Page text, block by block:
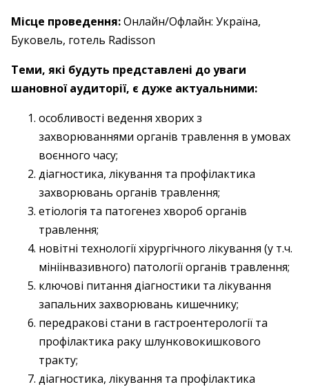
Місце проведення:Онлайн/Офлайн: Україна,
Буковель, готель Radisson
Теми, які будуть представлені до уваги
шановної аудиторії, є дуже актуальними:
особливості ведення хворих з
захворюваннями органів травлення в умовах
воєнного часу;
діагностика, лікування та профілактика
захворювань органів травлення;
етіологія та патогенез хвороб органів
травлення;
новітні технології хірургічного лікування (у т.ч.
мініінвазивного) патології органів травлення;
ключові питання діагностики та лікування
запальних захворювань кишечнику;
передракові стани в гастроентерології та
профілактика раку шлунковокишкового
тракту;
діагностика, лікування та профілактика